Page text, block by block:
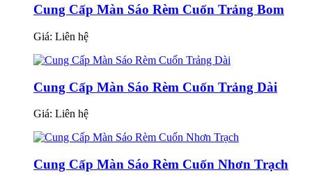
Cung Cấp Màn Sáo Rèm Cuốn Trảng Bom
Giá: Liên hệ
Cung Cấp Màn Sáo Rèm Cuốn Trảng Dài
Giá: Liên hệ
Cung Cấp Màn Sáo Rèm Cuốn Nhơn Trạch